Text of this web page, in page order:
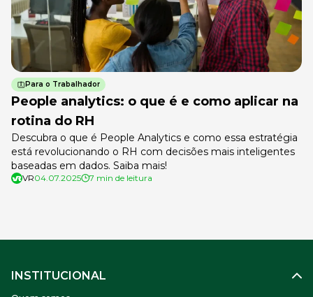
Para o Trabalhador
People analytics: o que é e como aplicar na
rotina do RH
Descubra o que é People Analytics e como essa estratégia
está revolucionando o RH com decisões mais inteligentes
baseadas em dados. Saiba mais!
VR04.07.2025 7 min de leitura
INSTITUCIONAL